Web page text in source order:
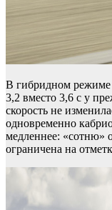
В гибридном режиме
3,2 вместо 3,6 с у
скорость не
одновременно
медленнее: «сотню»
ограничена на